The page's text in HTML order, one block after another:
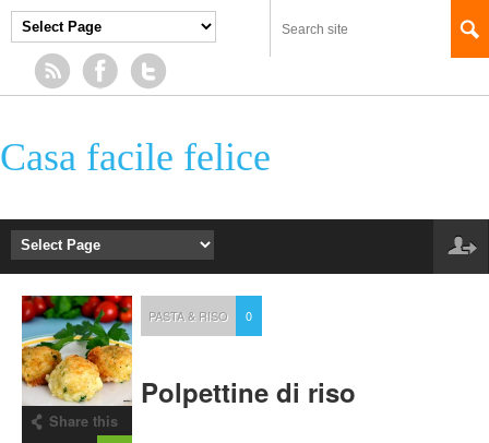
Casa facile felice
Share this
PASTA & RISO 0
Polpettine di riso